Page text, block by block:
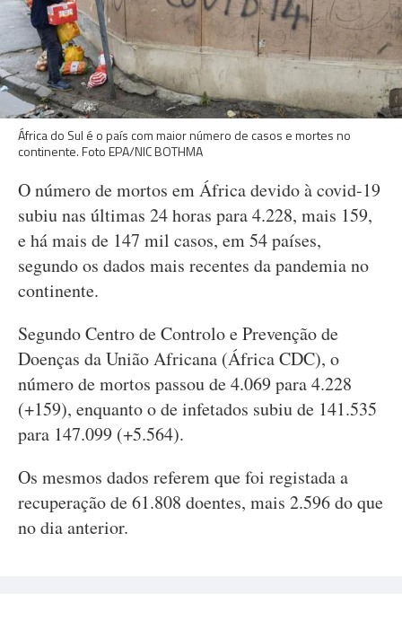
África do Sul é o país com maior número de casos e mortes no
continente. Foto EPA/NIC BOTHMA
O número de mortos em África devido à covid-19
subiu nas últimas 24 horas para 4.228, mais 159,
e há mais de 147 mil casos, em 54 países,
segundo os dados mais recentes da pandemia no
continente.
Segundo Centro de Controlo e Prevenção de
Doenças da União Africana (África CDC), o
número de mortos passou de 4.069 para 4.228
(+159), enquanto o de infetados subiu de 141.535
para 147.099 (+5.564).
Os mesmos dados referem que foi registada a
recuperação de 61.808 doentes, mais 2.596 do que
no dia anterior.